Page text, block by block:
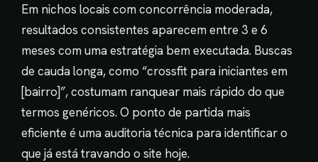
Em nichos locais com concorrência moderada,
resultados consistentes aparecem entre 3 e 6
meses com uma estratégia bem executada. Buscas
de cauda longa, como “crossfit para iniciantes em
[bairro]”, costumam ranquear mais rápido do que
termos genéricos. O ponto de partida mais
eficiente é uma auditoria técnica para identificar o
que já está travando o site hoje.